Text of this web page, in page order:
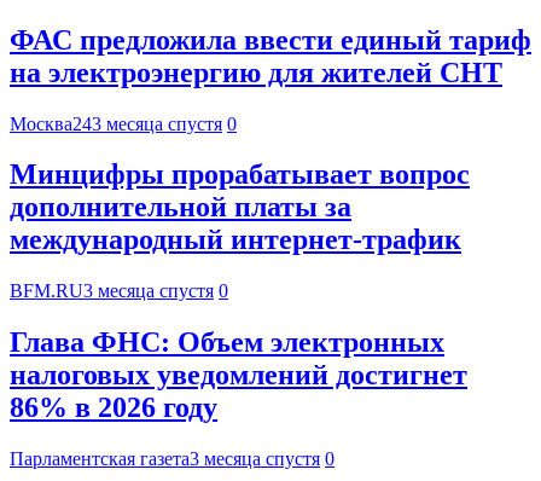
ФАС предложила ввести единый тариф
на электроэнергию для жителей СНТ
Москва243 месяца спустя 0
Минцифры прорабатывает вопрос
дополнительной платы за
международный интернет-трафик
BFM.RU3 месяца спустя 0
Глава ФНС: Объем электронных
налоговых уведомлений достигнет
86% в 2026 году
Парламентская газета3 месяца спустя 0